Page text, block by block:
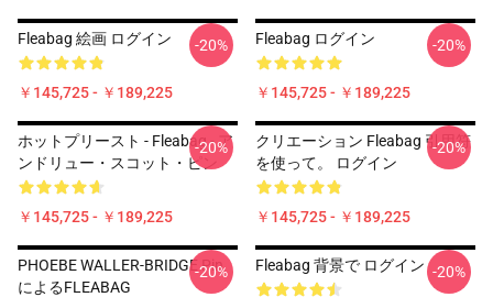
Fleabag 絵画 ログイン
￥145,725 - ￥189,225
-20% Fleabag ログイン
￥145,725 - ￥189,225
-20%
ホットプリースト - Fleabag - ア
ンドリュー・スコット・ピン
￥145,725 - ￥189,225
-20%
クリエーション Fleabag 引用符
を使って。 ログイン
￥145,725 - ￥189,225
-20%
PHOEBE WALLER-BRIDGE Pin
によるFLEABAG
-20% Fleabag 背景で ログイン -20%